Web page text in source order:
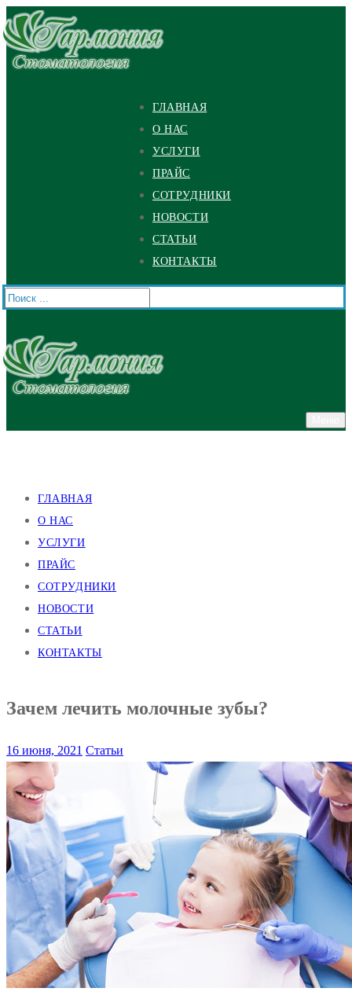
Перейти
к
содержимому
Меню
Закрыть
ГЛАВНАЯ
О НАС
УСЛУГИ
ПРАЙС
СОТРУДНИКИ
НОВОСТИ
СТАТЬИ
КОНТАКТЫ
Найти:
ГЛАВНАЯ
О НАС
УСЛУГИ
ПРАЙС
СОТРУДНИКИ
НОВОСТИ
СТАТЬИ
КОНТАКТЫ
Зачем лечить молочные зубы?
16 июня, 2021 Статьи